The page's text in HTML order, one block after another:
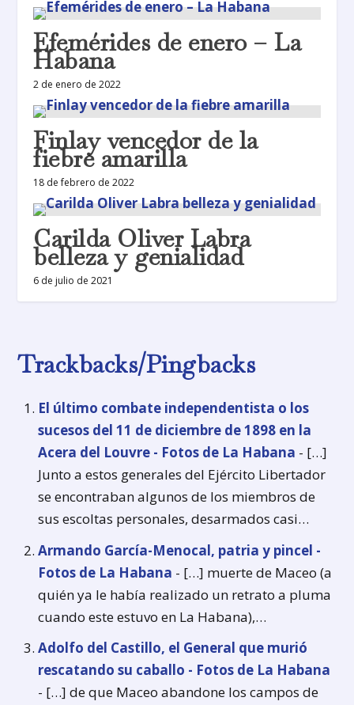
Efemérides de enero – La
Habana
2 de enero de 2022
Finlay vencedor de la
fiebre amarilla
18 de febrero de 2022
Carilda Oliver Labra
belleza y genialidad
6 de julio de 2021
Trackbacks/Pingbacks
El último combate independentista o los
sucesos del 11 de diciembre de 1898 en la
Acera del Louvre - Fotos de La Habana - […]
Junto a estos generales del Ejército Libertador
se encontraban algunos de los miembros de
sus escoltas personales, desarmados casi…
Armando García-Menocal, patria y pincel -
Fotos de La Habana - […] muerte de Maceo (a
quién ya le había realizado un retrato a pluma
cuando este estuvo en La Habana),…
Adolfo del Castillo, el General que murió
rescatando su caballo - Fotos de La Habana
- […] de que Maceo abandone los campos de